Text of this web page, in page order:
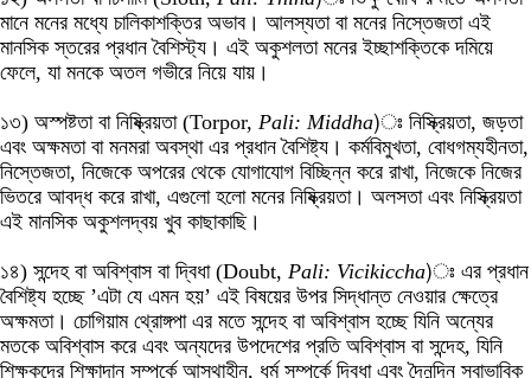
মানে মনের মধ্যে চালিকাশক্তির অভাব। আলস্যতা বা মনের নিস্তেজতা এই
মানসিক স্তরের প্রধান বৈশিস্ট্য। এই অকুশলতা মনের ইচ্ছাশক্তিকে দমিয়ে
ফেলে, যা মনকে অতল গভীরে নিয়ে যায়।
১৩) অস্পষ্টতা বা নিষ্ক্রিয়তা (Torpor, Pali: Middha)ঃ নিস্ক্রিয়তা, জড়তা
এবং অক্ষমতা বা মনমরা অবস্থা এর প্রধান বৈশিষ্ট্য। কর্মবিমুখতা, বোধগম্যহীনতা,
নিস্তেজতা, নিজেকে অপরের থেকে যোগাযোগ বিচ্ছিন্ন করে রাখা, নিজেকে নিজের
ভিতরে আবদ্ধ করে রাখা, এগুলো হলো মনের নিষ্ক্রিয়তা। অলসতা এবং নিস্ক্রিয়তা
এই মানসিক অকুশলদ্বয় খুব কাছাকাছি।
১৪) সন্দেহ বা অবিশ্বাস বা দ্বিধা (Doubt, Pali: Vicikiccha)ঃ এর প্রধান
বৈশিষ্ট্য হচ্ছে ’এটা যে এমন হয়’ এই বিষয়ের উপর সিদ্ধান্ত নেওয়ার ক্ষেত্রে
অক্ষমতা। চোগিয়াম থ্রোঙ্গপা এর মতে সন্দেহ বা অবিশ্বাস হচ্ছে যিনি অন্যের
মতকে অবিশ্বাস করে এবং অন্যদের উপদেশের প্রতি অবিশ্বাস বা সন্দেহ, যিনি
শিক্ষকদের শিক্ষাদান সম্পর্কে আস্থাহীন, ধর্ম সম্পর্কে দ্বিধা এবং দৈনন্দিন স্বাভাবিক